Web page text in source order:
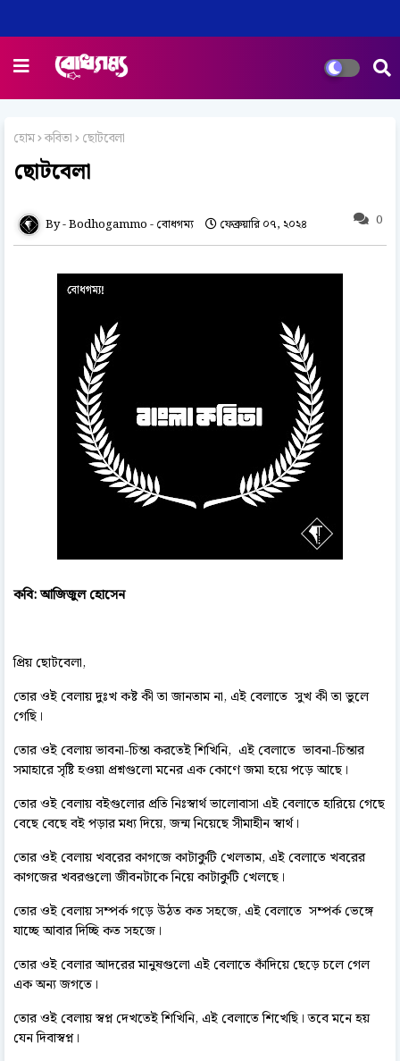
হোম কবিতা ছোটবেলা
ছোটবেলা
0
Bodhogammo - বোধগম্য ফেব্রুয়ারি ০৭, ২০২৪
কবি: আজিজুল হোসেন
প্রিয় ছোটবেলা,
তোর ওই বেলায় দুঃখ কষ্ট কী তা জানতাম না, এই বেলাতে সুখ কী তা ভুলে
গেছি।
তোর ওই বেলায় ভাবনা-চিন্তা করতেই শিখিনি, এই বেলাতে ভাবনা-চিন্তার
সমাহারে সৃষ্টি হওয়া প্রশ্নগুলো মনের এক কোণে জমা হয়ে পড়ে আছে।
তোর ওই বেলায় বইগুলোর প্রতি নিঃস্বার্থ ভালোবাসা এই বেলাতে হারিয়ে গেছে
বেছে বেছে বই পড়ার মধ্য দিয়ে, জন্ম নিয়েছে সীমাহীন স্বার্থ।
তোর ওই বেলায় খবরের কাগজে কাটাকুটি খেলতাম, এই বেলাতে খবরের
কাগজের খবরগুলো জীবনটাকে নিয়ে কাটাকুটি খেলছে।
তোর ওই বেলায় সম্পর্ক গড়ে উঠত কত সহজে, এই বেলাতে সম্পর্ক ভেঙ্গে
যাচ্ছে আবার দিচ্ছি কত সহজে।
তোর ওই বেলার আদরের মানুষগুলো এই বেলাতে কাঁদিয়ে ছেড়ে চলে গেল
এক অন্য জগতে।
তোর ওই বেলায় স্বপ্ন দেখতেই শিখিনি, এই বেলাতে শিখেছি। তবে মনে হয়
যেন দিবাস্বপ্ন।